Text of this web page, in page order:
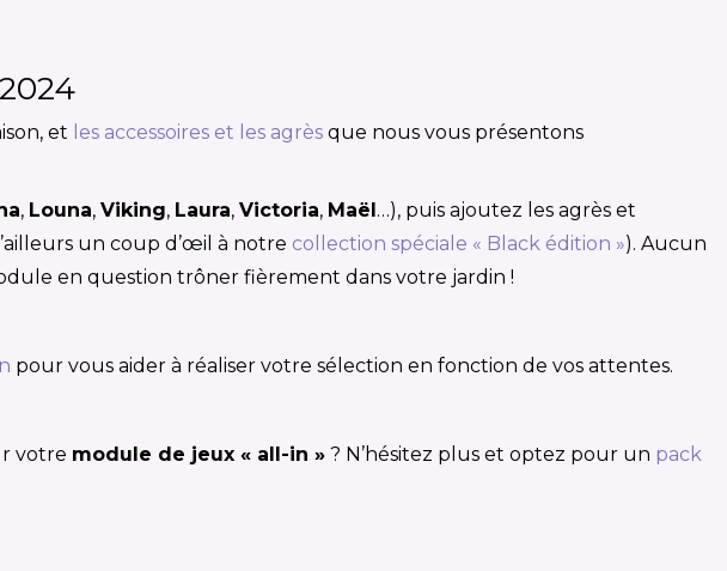
et les accessoires et les agrès que nous vous présentons
, Louna, Viking, Laura, Victoria, Maël…), puis ajoutez les agrès et
un coup d’œil à notre collection spéciale « Black édition »). Aucun
en question trôner fièrement dans votre jardin !
pour vous aider à réaliser votre sélection en fonction de vos attentes.
votre module de jeux « all-in » ? N’hésitez plus et optez pour un pack